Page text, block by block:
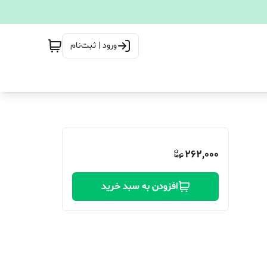
ورود | ثبت‌نام
262,000
افزودن به سبد خرید